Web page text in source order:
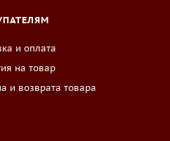
и оплата
на товар
и возврата товара